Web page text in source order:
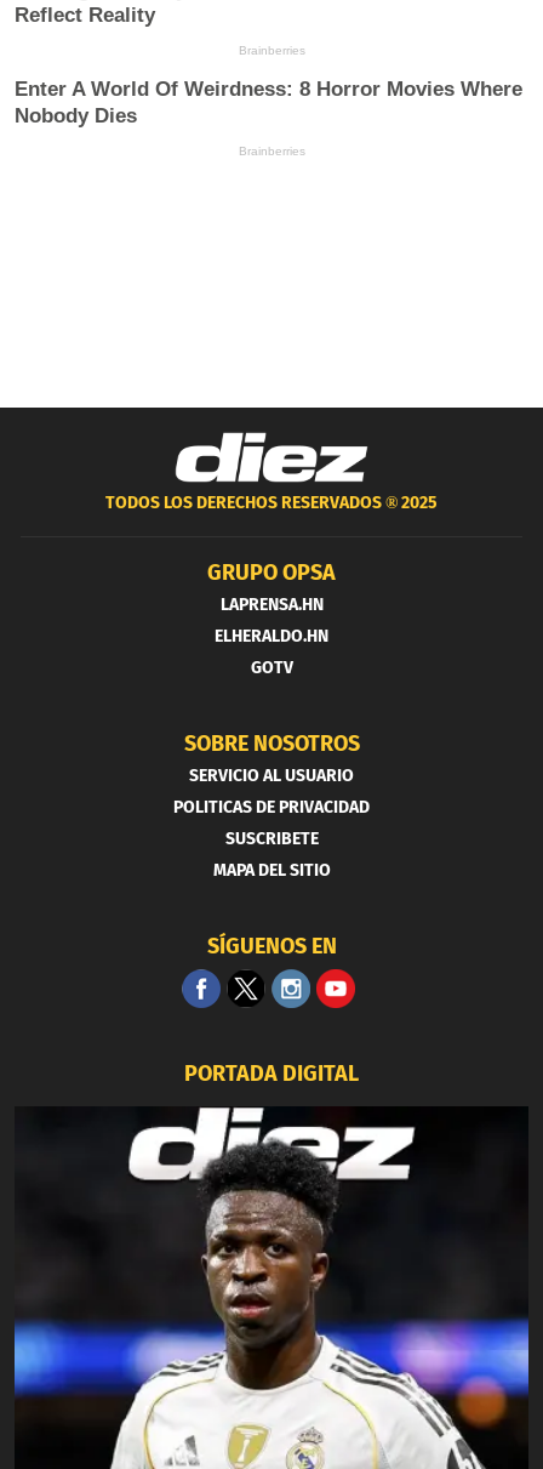
TODOS LOS DERECHOS RESERVADOS ®2025
GRUPO OPSA
LAPRENSA.HN
ELHERALDO.HN
GOTV
SOBRE NOSOTROS
SERVICIO AL USUARIO
POLITICAS DE PRIVACIDAD
SUSCRIBETE
MAPA DEL SITIO
SÍGUENOS EN
PORTADA DIGITAL